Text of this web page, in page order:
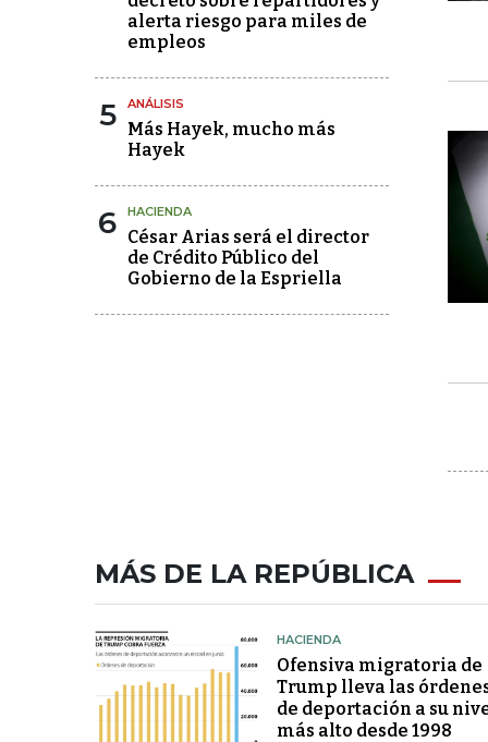
alerta riesgo para miles de
empleos
5 ANÁLISIS
Más Hayek, mucho más
Hayek
6 HACIENDA
César Arias será el director
de Crédito Público del
Gobierno de la Espriella
MÁS DE LA REPÚBLICA
HACIENDA
Ofensiva migratoria de
Trump lleva las
de deportación a su
más alto desde 1998